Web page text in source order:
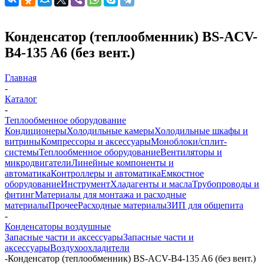
Конденсатор (теплообменник) BS-ACV-
B4-135 A6 (без вент.)
Главная
-
Каталог
-
Теплообменное оборудование
КондиционерыХолодильные камерыХолодильные шкафы и
витриныКомпрессоры и аксессуарыМоноблоки/сплит-
системыТеплообменное оборудованиеВентиляторы и
микродвигателиЛинейные компоненты и
автоматикаКонтроллеры и автоматикаЕмкостное
оборудованиеИнструментХладагенты и маслаТрубопроводы и
фитингМатериалы для монтажа и расходные
материалыПрочееРасходные материалыЗИП для общепита
-
Конденсаторы воздушные
Запасные части и аксессуарыЗапасные части и
аксессуарыВоздухоохладители
-Конденсатор (теплообменник) BS-ACV-B4-135 A6 (без вент.)